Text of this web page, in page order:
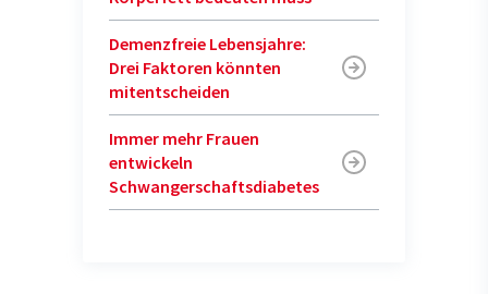
Demenzfreie Lebensjahre:
Drei Faktoren könnten
mitentscheiden
Immer mehr Frauen
entwickeln
Schwangerschaftsdiabetes